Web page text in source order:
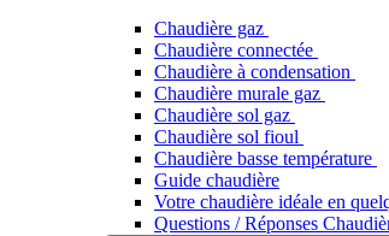
Chaudière gaz
Chaudière connectée
Chaudière à condensation
Chaudière murale gaz
Chaudière sol gaz
Chaudière sol fioul
Chaudière basse température
Guide chaudière
Votre chaudière idéale en
Questions / Réponses